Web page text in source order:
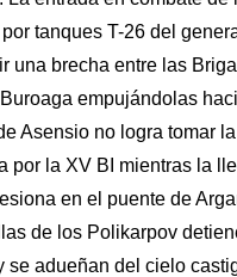
tanques T-26 del
una brecha entre las
empujándolas
Asensio no logra tomar
por la XV BI mientras la
en el puente de
de los Polikarpov
se adueñan del cielo